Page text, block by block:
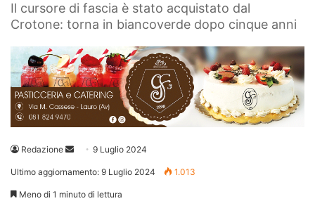
Il cursore di fascia è stato acquistato dal
Crotone: torna in biancoverde dopo cinque anni
Redazione
Invia 9 Luglio 2024
Ultimo aggiornamento: 9 Luglio 2024 1.013
Meno di 1 minuto di lettura